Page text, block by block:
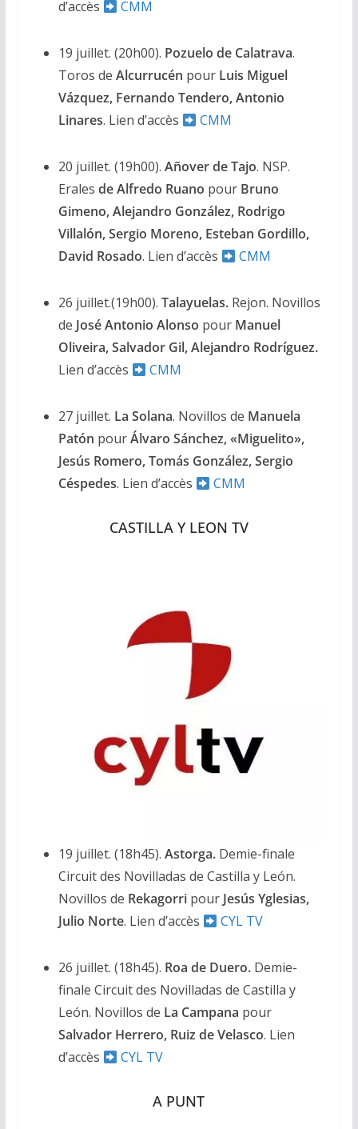
d’accès CMM
19 juillet. (20h00). Pozuelo de Calatrava.
Toros de Alcurrucén pour Luis Miguel
Vázquez, Fernando Tendero, Antonio
Linares. Lien d’accès CMM
20 juillet. (19h00). Añover de Tajo. NSP.
Erales de Alfredo Ruano pour Bruno
Gimeno, Alejandro González, Rodrigo
Villalón, Sergio Moreno, Esteban Gordillo,
David Rosado. Lien d’accès CMM
26 juillet.(19h00). Talayuelas.Rejon. Novillos
de José Antonio Alonso pour Manuel
Oliveira, Salvador Gil, Alejandro Rodríguez.
Lien d’accès
CMM
27 juillet. La Solana. Novillos de Manuela
Patón pourÁlvaro Sánchez, «Miguelito»,
Jesús Romero, Tomás González, Sergio
Céspedes. Lien d’accès CMM
CASTILLA Y LEON TV
19 juillet. (18h45). Astorga. Demie-finale
Circuit des Novilladas de Castilla y León.
Novillos de Rekagorripour Jesús Yglesias,
Julio Norte. Lien d’accès CYL TV
26 juillet. (18h45). Roa de Duero.Demie-
finale Circuit des Novilladas de Castilla y
León. Novillos de La Campana pour
Salvador Herrero, Ruiz de Velasco. Lien
d’accès
CYL TV
A PUNT